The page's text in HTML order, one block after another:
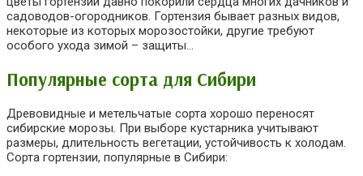
садоводов-огородников. Гортензия бывает разных видов,
некоторые из которых морозостойки, другие требуют
особого ухода зимой – защиты…
Популярные сорта для Сибири
Древовидные и метельчатые сорта хорошо переносят
сибирские морозы. При выборе кустарника учитывают
размеры, длительность вегетации, устойчивость к холодам.
Сорта гортензии, популярные в Сибири: